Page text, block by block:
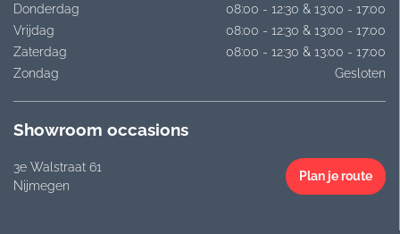
Donderdag
08:00 - 12:30 & 13:00 - 17:00
Vrijdag
08:00 - 12:30 & 13:00 - 17:00
Zaterdag
08:00 - 12:30 & 13:00 - 17:00
Zondag
Gesloten
Showroom occasions
3e Walstraat 61
Nijmegen
Plan je route